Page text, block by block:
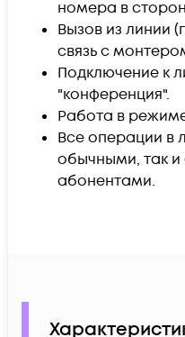
номера в
Вызов из линии
связь с
Подключение к
"конференция".
Работа в
Все операции в
обычными, так
абонентами.